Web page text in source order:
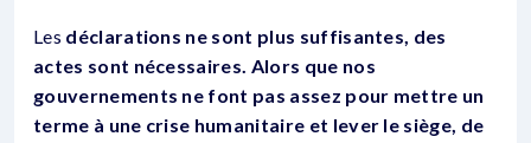
Les déclarations ne sont plus suffisantes, des
actes sont nécessaires. Alors que nos
gouvernements ne font pas assez pour mettre un
terme à une crise humanitaire et lever le siège, de